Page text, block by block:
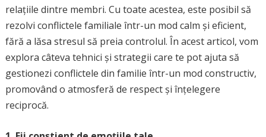
relațiile dintre membri. Cu toate acestea, este posibil să
rezolvi conflictele familiale într-un mod calm și eficient,
fără a lăsa stresul să preia controlul. În acest articol, vom
explora câteva tehnici și strategii care te pot ajuta să
gestionezi conflictele din familie într-un mod constructiv,
promovând o atmosferă de respect și înțelegere
reciprocă.